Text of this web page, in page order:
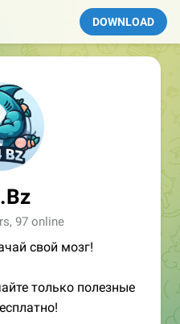
DOWNLOAD
97 online
свой мозг!
только полезные